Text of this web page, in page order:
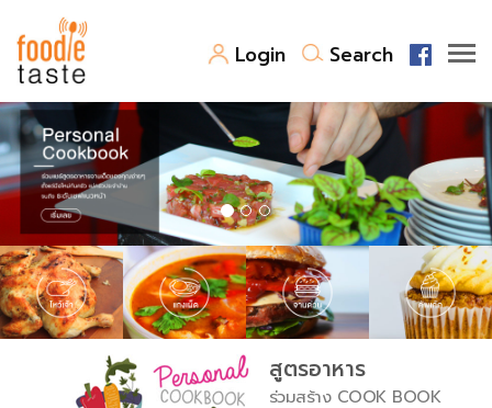
Login Search
สูตรอาหาร
สูตรอาหารล่าสุด
Top Foodie
พาไปชิม
สารพันก้นครัว
เคล็ดลับน่ารู้
เปรียบเทียบหน่วยการตวง
FoodPedia
สร้าง Cookbook
สูตรอาหาร
ร่วมสร้าง COOK BOOK